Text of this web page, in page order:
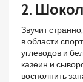
2.
Звучит
в области
углеводов и
казеин и
восполнить